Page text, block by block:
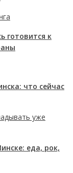
готовится к
что сейчас
уже
еда, рок,